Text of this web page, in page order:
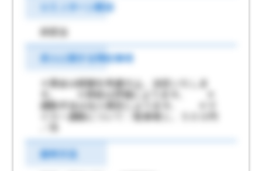
ＵＩＪターン歓迎
非該当
求人に関する特記事項
＊賃金は経験を考慮の上、決定いたしま
す。 ＊昇給は評価によります。 ＊
通勤手当は法人規定によります。 ＊マ
イカー通勤について：駐車場１，５００円
／月
選考方法